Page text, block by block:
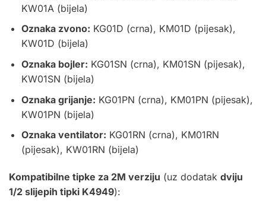
KW01A (bijela)
Oznaka zvono: KG01D (crna), KM01D (pijesak),
KW01D (bijela)
Oznaka bojler: KG01SN (crna), KM01SN (pijesak),
KW01SN (bijela)
Oznaka grijanje: KG01PN (crna), KM01PN (pijesak),
KW01PN (bijela)
Oznaka ventilator: KG01RN (crna), KM01RN
(pijesak), KW01RN (bijela)
Kompatibilne tipke za 2M verziju (uz dodatak dviju
1/2 slijepih tipki K4949):